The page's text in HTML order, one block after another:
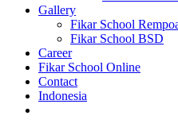
Gallery
Fikar School
Fikar School BSD
Career
Fikar School Online
Contact
Indonesia